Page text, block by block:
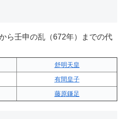
ら壬申の乱（672年）までの代
舒明天皇
有間皇子
藤原鎌足